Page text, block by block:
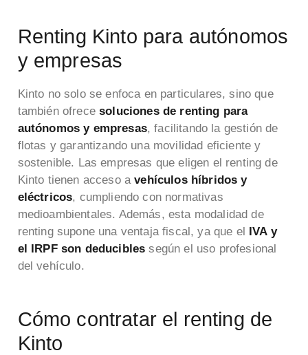
Renting Kinto para autónomos
y empresas
Kinto no solo se enfoca en particulares, sino que
también ofrecesoluciones de renting para
autónomos y empresas, facilitando la gestión de
flotas y garantizando una movilidad eficiente y
sostenible. Las empresas que eligen el renting de
Kinto tienen acceso avehículos híbridos y
eléctricos, cumpliendo con normativas
medioambientales. Además, esta modalidad de
renting supone una ventaja fiscal, ya que el
IVA y
el IRPF son deducibles según el uso profesional
del vehículo.
Cómo contratar el renting de
Kinto